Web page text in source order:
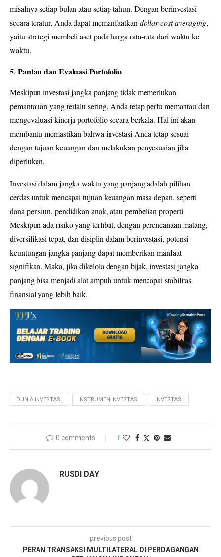
misalnya setiap bulan atau setiap tahun. Dengan berinvestasi
secara teratur, Anda dapat memanfaatkan dollar-cost averaging,
yaitu strategi membeli aset pada harga rata-rata dari waktu ke
waktu.
5. Pantau dan Evaluasi Portofolio
Meskipun investasi jangka panjang tidak memerlukan
pemantauan yang terlalu sering, Anda tetap perlu memantau dan
mengevaluasi kinerja portofolio secara berkala. Hal ini akan
membantu memastikan bahwa investasi Anda tetap sesuai
dengan tujuan keuangan dan melakukan penyesuaian jika
diperlukan.
Investasi dalam jangka waktu yang panjang adalah pilihan
cerdas untuk mencapai tujuan keuangan masa depan, seperti
dana pensiun, pendidikan anak, atau pembelian properti.
Meskipun ada risiko yang terlibat, dengan perencanaan matang,
diversifikasi tepat, dan disiplin dalam berinvestasi, potensi
keuntungan jangka panjang dapat memberikan manfaat
signifikan. Maka, jika dikelola dengan bijak, investasi jangka
panjang bisa menjadi alat ampuh untuk mencapai stabilitas
finansial yang lebih baik.
DUNIA INVESTASI INSTRUMEN INVESTASI INVESTASI
0 comments 1
RUSDI DAY
previous post
PERAN TRANSAKSI MULTILATERAL DI PERDAGANGAN